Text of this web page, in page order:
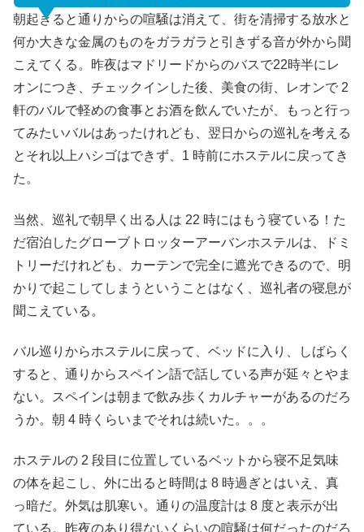
朝起きると通りからの喧騒は消えて、街を清掃する放水と
何か大きな金属のものをガラガラと引きずる音が外から聞
こえてくる。昨夜はマドリードからのバスで22時半にレ
オンにつき、チェックインした後、美食の街、レオンで 2
軒のバルで軽めの食事とお酒を飲んでいたが、もっと行っ
てみたいバルはあったけれども、翌日からの巡礼を考える
とそれ以上ハシゴはできず、1 時前にホステルに戻ってき
た。
当然、巡礼で朝早く出る人は 22 時にはもう寝ている！た
だ宿泊したグローブトロッターアーバンホステルは、ドミ
トリーだけれども、カーテンで完全に遮光できるので、明
かりで起こしてしまうということはなく、巡礼者の寝息が
聞こえている。
バル巡りからホステルに戻って、ベッドに入り、しばらく
すると、通りからスペイン語で話している声が延々とやま
ない。スペインは朝まで飲み歩くカルチャーがあるのだろ
うか。朝 4 時くらいまでそれは続いた。。。
ホステルの 2 段目に位置しているベットから寝不足気味
の体を起こし、外に出ると時間は 8 時過ぎとはいえ、真
っ暗だ。外気は肌寒い。通りの温度計は 8 度と表示が出
ている。昨夜のあり得ないくらいの喧騒は何だったのだろ